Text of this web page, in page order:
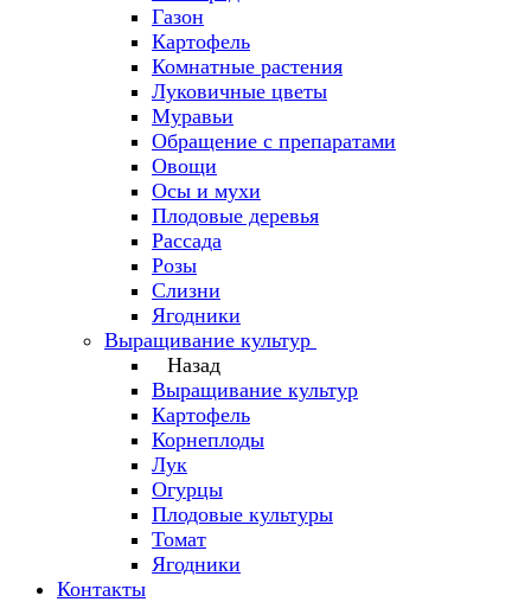
Газон
Картофель
Комнатные растения
Луковичные цветы
Муравьи
Обращение с препаратами
Овощи
Осы и мухи
Плодовые деревья
Рассада
Розы
Слизни
Ягодники
Выращивание культур
Назад
Выращивание культур
Картофель
Корнеплоды
Лук
Огурцы
Плодовые культуры
Томат
Ягодники
Контакты